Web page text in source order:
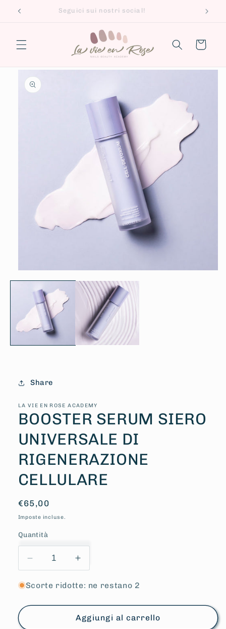
direttamente
Seguici sui nostri social!
Carrello
Passa alle
informazioni
sul prodotto
contenuti
multimediali
finestra
modale
Share
LA VIE EN ROSE ACADEMY
BOOSTER SERUM SIERO
UNIVERSALE DI
RIGENERAZIONE
CELLULARE
Prezzo
di
€65,00
Imposte incluse.
Quantità
Diminuisci
quantità
per
SERUM
Aumenta
quantità
per
SERUM
SIERO
Scorte ridotte: ne restano 2
Aggiungi al carrello